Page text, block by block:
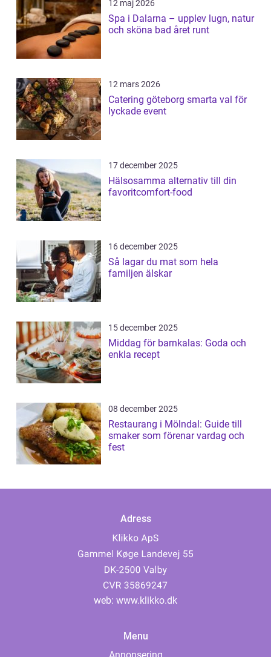
12 maj 2026
Spa i Dalarna – upplev lugn, natur
och sköna bad året runt
12 mars 2026
Catering göteborg smarta val för
lyckade event
17 december 2025
Hälsosamma alternativ till din
favoritcomfort-food
16 december 2025
Så lagar du mat som hela
familjen älskar
15 december 2025
Middag för barnkalas: Goda och
enkla recept
08 december 2025
Restaurang i Mölndal: Guide till
smaker som förenar vardag och
fest
Adress
web: www.klikko.dk
Menu